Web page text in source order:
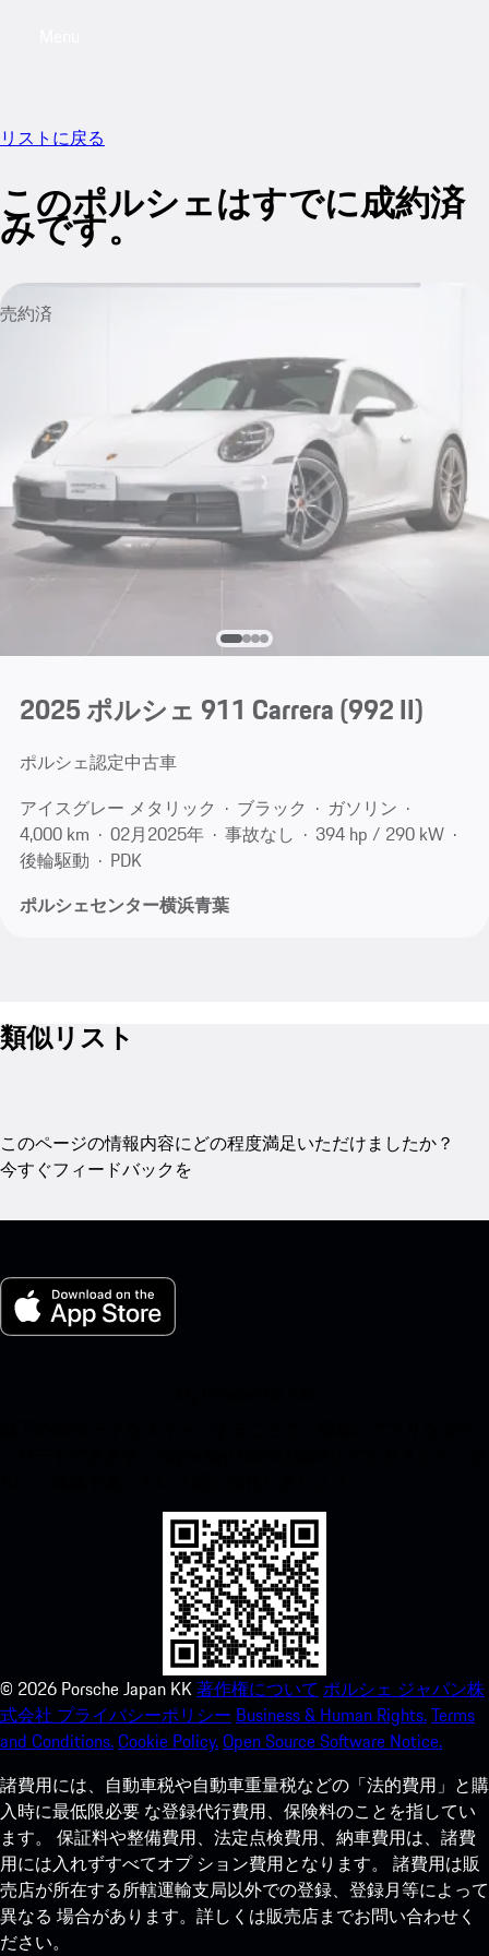
リストに戻る
このポルシェはすでに成約済
みです。
売約済
2025 ポルシェ 911 Carrera(992 II)
ポルシェ認定中古車
アイスグレー メタリック
ブラック
ガソリン
4,000 km
02月​2025年 事故なし
394 hp / 290 kW
後輪駆動
PDK
ポルシェセンター横浜青葉
類似リスト
このページの情報内容にどの程度満足いただけましたか？
今すぐフィードバックを
© 2026 Porsche Japan KK著作権について ポルシェ ジャパン株
式会社 プライバシーポリシー Business & Human Rights.Terms
and Conditions.Cookie Policy.Open Source Software Notice.
諸費用には、自動車税や自動車重量税などの「法的費用」と購
入時に最低限必要 な登録代行費用、保険料のことを指してい
ます。 保証料や整備費用、法定点検費用、納車費用は、諸費
用には入れずすべてオプ ション費用となります。 諸費用は販
売店が所在する所轄運輸支局以外での登録、登録月等によって
異なる 場合があります。詳しくは販売店までお問い合わせく
ださい。